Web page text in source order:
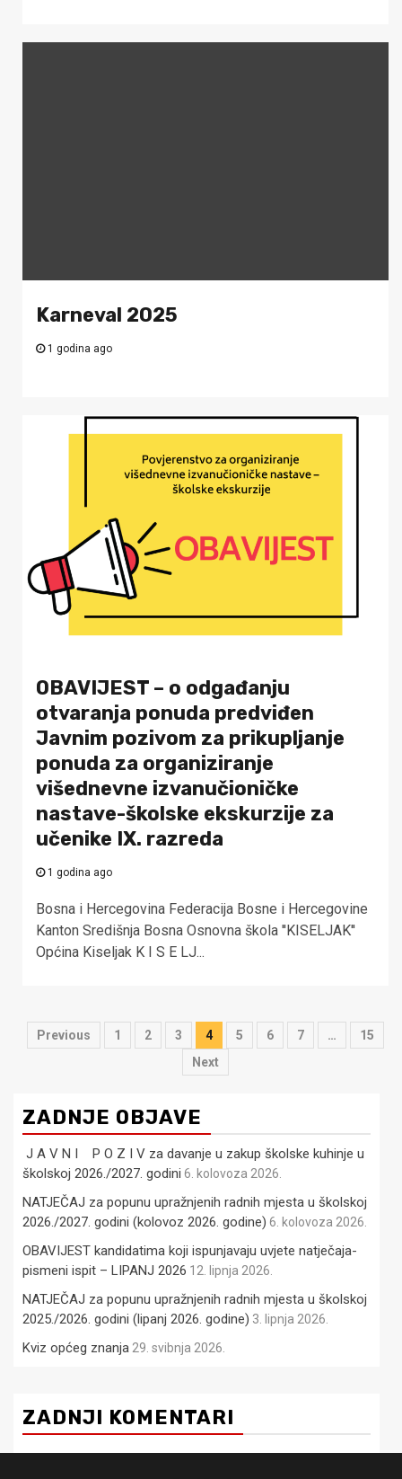
Karneval 2025
1 godina ago
OBAVIJEST – o odgađanju
otvaranja ponuda predviđen
Javnim pozivom za prikupljanje
ponuda za organiziranje
višednevne izvanučioničke
nastave-školske ekskurzije za
učenike IX. razreda
1 godina ago
Bosna i Hercegovina Federacija Bosne i Hercegovine
Kanton Središnja Bosna Osnovna škola ''KISELJAK''
Općina Kiseljak K I S E LJ...
Navigacija
Previous 1 2 3 4 5 6 7 …
15
Next
ZADNJE OBJAVE
J A V N I P O Z I V za davanje u zakup školske kuhinje u
školskoj 2026./2027. godini 6. kolovoza 2026.
NATJEČAJ za popunu upražnjenih radnih mjesta u školskoj
2026./2027. godini (kolovoz 2026. godine) 6. kolovoza 2026.
OBAVIJEST kandidatima koji ispunjavaju uvjete natječaja-
pismeni ispit – LIPANJ 2026 12. lipnja 2026.
NATJEČAJ za popunu upražnjenih radnih mjesta u školskoj
2025./2026. godini (lipanj 2026. godine) 3. lipnja 2026.
Kviz općeg znanja 29. svibnja 2026.
ZADNJI KOMENTARI